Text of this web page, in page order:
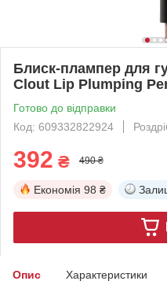
Блиск-плампер для
Clout Lip Plumping
Готово до відправки
Код: 609332822924
392 ₴ 490 ₴
Економія 98 ₴
Опис Характеристики